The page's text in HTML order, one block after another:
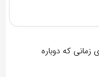
زمانی که دوباره